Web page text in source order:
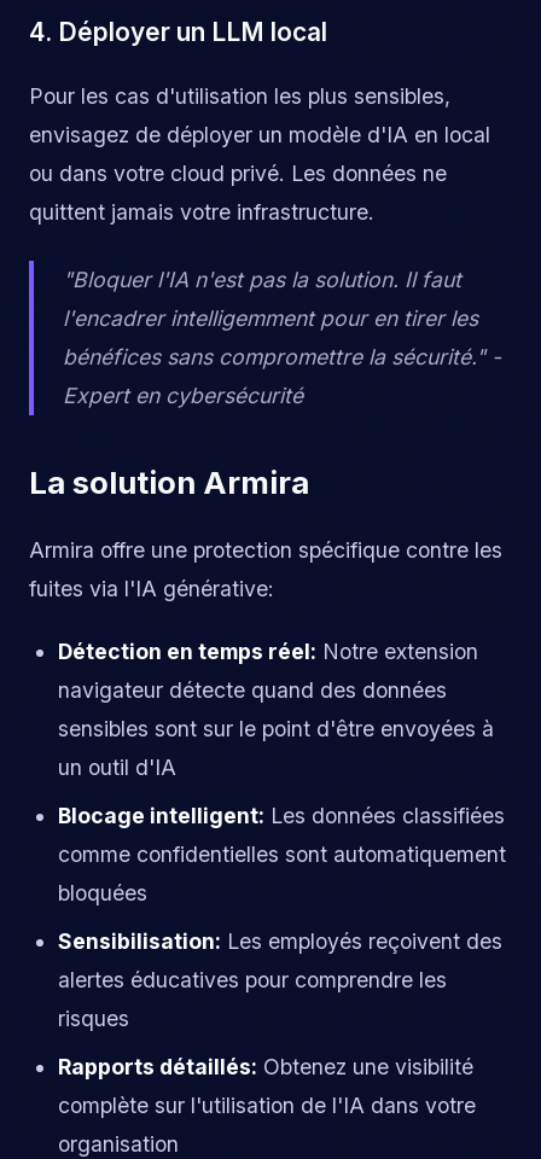
4. Déployer un LLM local
Pour les cas d'utilisation les plus sensibles,
envisagez de déployer un modèle d'IA en local
ou dans votre cloud privé. Les données ne
quittent jamais votre infrastructure.
"Bloquer l'IA n'est pas la solution. Il faut
l'encadrer intelligemment pour en tirer les
bénéfices sans compromettre la sécurité." -
Expert en cybersécurité
La solution Armira
Armira offre une protection spécifique contre les
fuites via l'IA générative:
Détection en temps réel: Notre extension
navigateur détecte quand des données
sensibles sont sur le point d'être envoyées à
un outil d'IA
Blocage intelligent: Les données classifiées
comme confidentielles sont automatiquement
bloquées
Sensibilisation: Les employés reçoivent des
alertes éducatives pour comprendre les
risques
Rapports détaillés: Obtenez une visibilité
complète sur l'utilisation de l'IA dans votre
organisation